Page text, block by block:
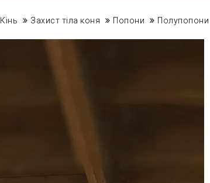
Кінь Захист тіла коня Попони Полупопони